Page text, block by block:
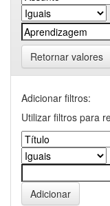
Retornar valores
Adicionar filtros:
Utilizar filtros para